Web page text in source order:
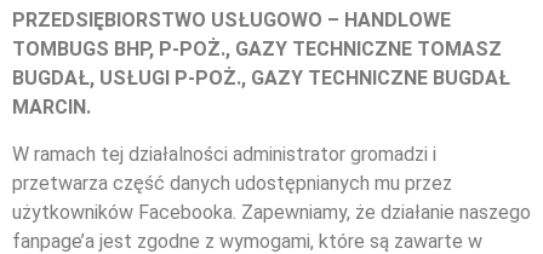
PRZEDSIĘBIORSTWO USŁUGOWO – HANDLOWE
TOMBUGS BHP, P-POŻ., GAZY TECHNICZNE TOMASZ
BUGDAŁ, USŁUGI P-POŻ., GAZY TECHNICZNE BUGDAŁ
MARCIN.
W ramach tej działalności administrator gromadzi i
przetwarza część danych udostępnianych mu przez
użytkowników Facebooka. Zapewniamy, że działanie naszego
fanpage’a jest zgodne z wymogami, które są zawarte w